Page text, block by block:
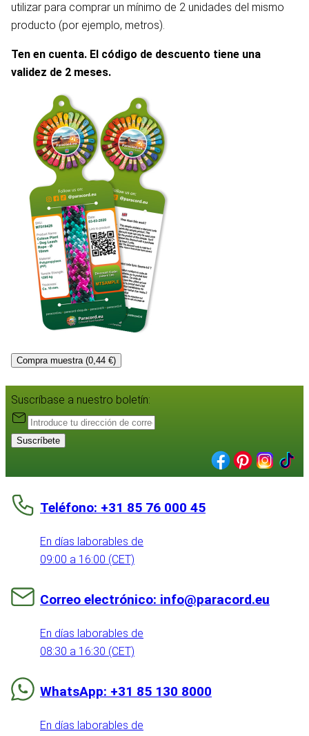
utilizar para comprar un mínimo de 2 unidades del mismo
producto (por ejemplo, metros).
Ten en cuenta. El código de descuento tiene una
validez de 2 meses.
Compra muestra (0,44 €)
Suscríbase a nuestro boletín:
Suscríbete
Teléfono: +31 85 76 000 45
En días laborables de
09:00 a 16:00 (CET)
Correo electrónico: info@paracord.eu
En días laborables de
08:30 a 16:30 (CET)
WhatsApp: +31 85 130 8000
En días laborables de